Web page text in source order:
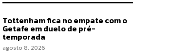
Tottenham fica no empate com o
Getafe em duelo de pré-
temporada
agosto 8, 2026